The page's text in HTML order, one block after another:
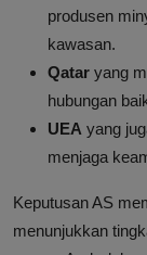
produsen
kawasan.
Qatar yang
hubungan
UEA yang
menjaga
Keputusan AS
menunjukkan